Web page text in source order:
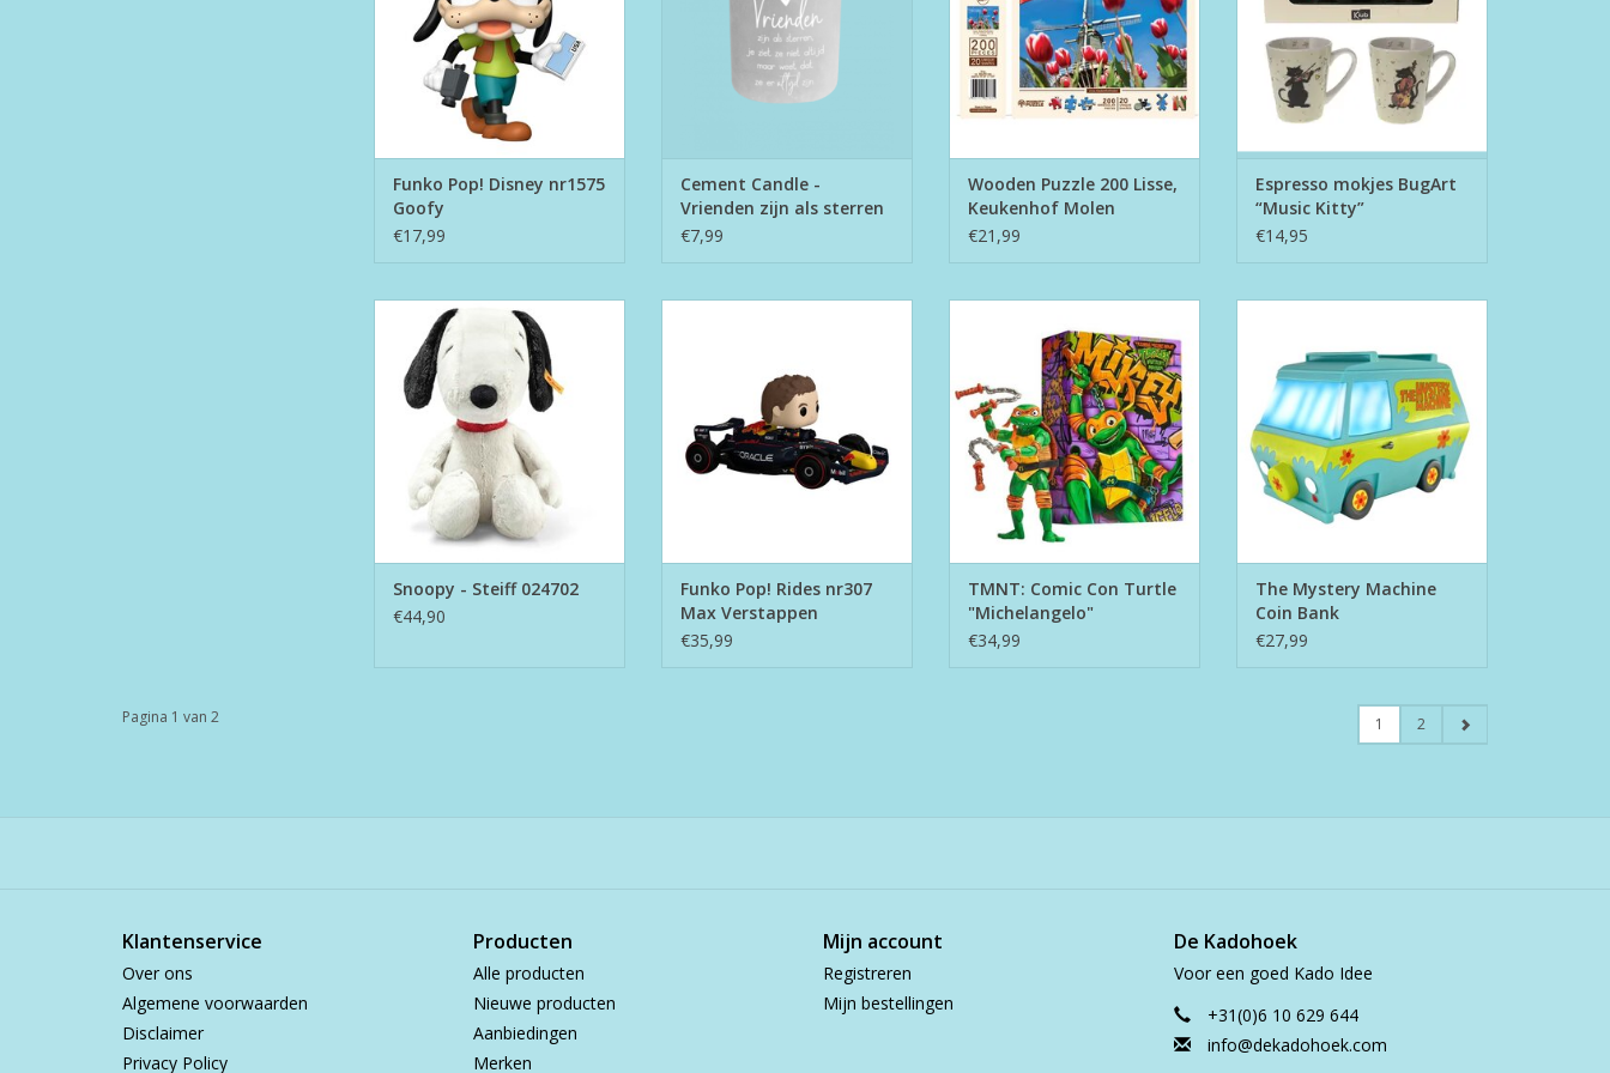
Funko Pop! Disney nr1575
Goofy
€17,99
Cement Candle -
Vrienden zijn als sterren
€7,99
Wooden Puzzle 200 Lisse,
Keukenhof Molen
€21,99
Espresso mokjes BugArt
“Music Kitty”
€14,95
Snoopy - Steiff 024702
TOEVOEGEN AAN WINKELWAGEN
Snoopy - Steiff 024702
€44,90
TOEVOEGEN AAN WINKELWAGEN
Funko Pop! Rides nr307
Max Verstappen
€35,99
"Michelangelo"
TOEVOEGEN AAN WINKELWAGEN
TMNT: Comic Con Turtle
"Michelangelo"
€34,99
TOEVOEGEN AAN WINKELWAGEN
The Mystery Machine
Coin Bank
€27,99
Pagina 1 van 2 1 2
Klantenservice
Over ons
Algemene voorwaarden
Disclaimer
Privacy Policy
Producten
Alle producten
Nieuwe producten
Aanbiedingen
Merken
Mijn account
Registreren
Mijn bestellingen
De Kadohoek
Voor een goed Kado Idee
+31(0)6 10 629 644
info@dekadohoek.com